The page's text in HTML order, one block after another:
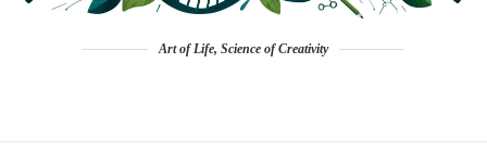
Art of Life, Science of Creativity